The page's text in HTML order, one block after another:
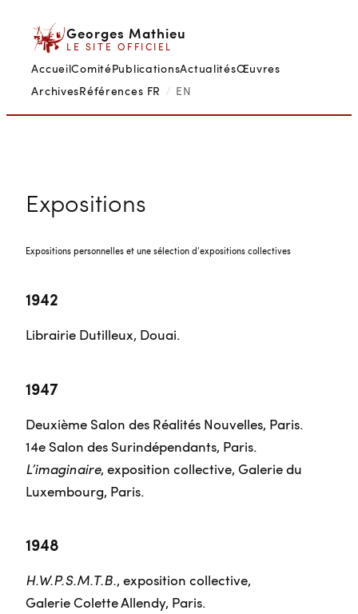
contenu
Georges Mathieu
LE SITE OFFICIEL
AccueilComitéPublicationsActualitésŒuvres
ArchivesRéférences FR / EN
Expositions
Expositions personnelles et une sélection d’expositions collectives
1942
Librairie Dutilleux, Douai.
1947
Deuxième Salon des Réalités Nouvelles, Paris.
14e Salon des Surindépendants, Paris.
L’imaginaire, exposition collective, Galerie du
Luxembourg, Paris.
1948
H.W.P.S.M.T.B., exposition collective,
Galerie Colette Allendy, Paris.